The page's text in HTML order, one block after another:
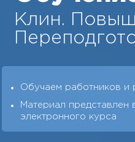
Клин.
Обучаем работников и
Материал представлен
электронного курса